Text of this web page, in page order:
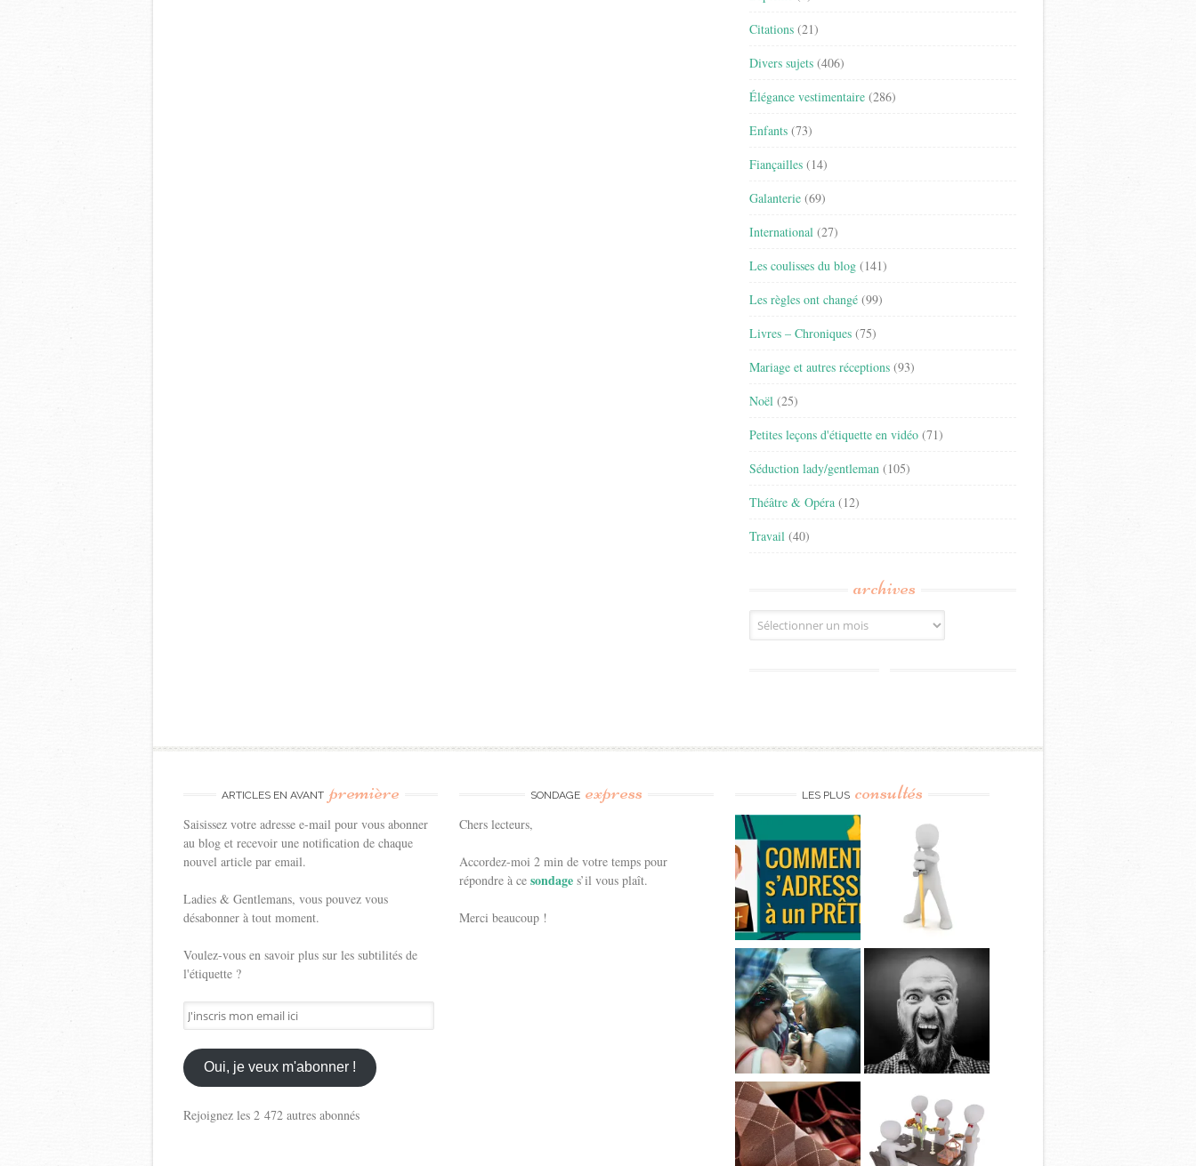
Citations (21)
Divers sujets (406)
Élégance vestimentaire (286)
Enfants (73)
Fiançailles (14)
Galanterie (69)
International (27)
Les coulisses du blog (141)
Les règles ont changé (99)
Livres – Chroniques (75)
Mariage et autres réceptions (93)
Noël (25)
Petites leçons d'étiquette en vidéo (71)
Séduction lady/gentleman (105)
Théâtre & Opéra (12)
Travail (40)
archives
Archives
ARTICLES EN AVANT première
Saisissez votre adresse e-mail pour vous abonner
au blog et recevoir une notification de chaque
nouvel article par email.
Ladies & Gentlemans, vous pouvez vous
désabonner à tout moment.
Voulez-vous en savoir plus sur les subtilités de
l'étiquette ?
J'inscris
mon
email
ici
Oui, je veux m'abonner !
Rejoignez les 2 472 autres abonnés
SONDAGE express
Chers lecteurs,
Accordez-moi 2 min de votre temps pour
répondre à cesondages’il vous plaît.
Merci beaucoup !
LES PLUS consultés